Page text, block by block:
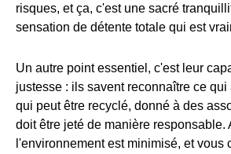
risques, et ça, c'est une sacré
sensation de détente totale qui est
Un autre point essentiel, c'est leur
justesse : ils savent reconnaître ce qui
qui peut être recyclé, donné à des
doit être jeté de manière responsable.
l'environnement est minimisé, et vous